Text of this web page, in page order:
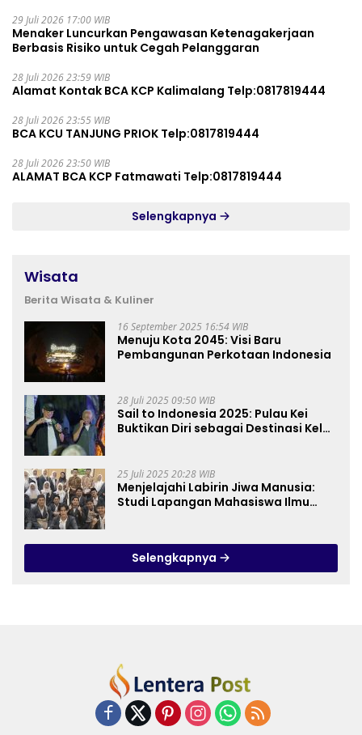
29 Juli 2026 17:00 WIB
Menaker Luncurkan Pengawasan Ketenagakerjaan
Berbasis Risiko untuk Cegah Pelanggaran
28 Juli 2026 23:59 WIB
Alamat Kontak BCA KCP Kalimalang Telp:0817819444
28 Juli 2026 23:55 WIB
BCA KCU TANJUNG PRIOK Telp:0817819444
28 Juli 2026 23:50 WIB
ALAMAT BCA KCP Fatmawati Telp:0817819444
Selengkapnya
Wisata
Berita Wisata & Kuliner
16 September 2025 16:54 WIB
Menuju Kota 2045: Visi Baru
Pembangunan Perkotaan Indonesia
28 Juli 2025 09:50 WIB
Sail to Indonesia 2025: Pulau Kei
Buktikan Diri sebagai Destinasi Kelas
25 Juli 2025 20:28 WIB
Menjelajahi Labirin Jiwa Manusia:
Studi Lapangan Mahasiswa Ilmu
Selengkapnya